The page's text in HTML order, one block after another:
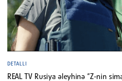
DETALLI
REAL TV Rusiya əleyhinə “Z-nin